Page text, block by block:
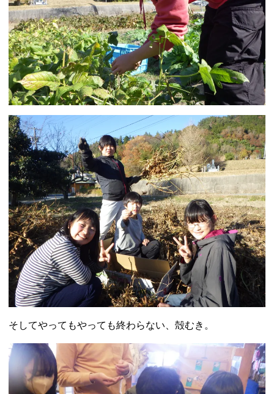
そしてやってもやっても終わらない、殻むき。